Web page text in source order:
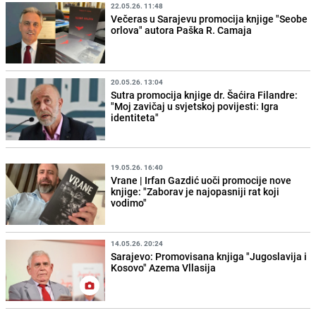
22.05.26. 11:48
Večeras u Sarajevu promocija knjige "Seobe
orlova" autora Paška R. Camaja
20.05.26. 13:04
Sutra promocija knjige dr. Šaćira Filandre:
"Moj zavičaj u svjetskoj povijesti: Igra
identiteta"
19.05.26. 16:40
Vrane | Irfan Gazdić uoči promocije nove
knjige: "Zaborav je najopasniji rat koji
vodimo"
14.05.26. 20:24
Sarajevo: Promovisana knjiga "Jugoslavija i
Kosovo" Azema Vllasija